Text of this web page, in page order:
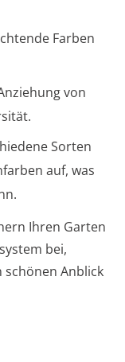
Farben
von
Sorten
auf, was
Ihren Garten
bei,
Anblick